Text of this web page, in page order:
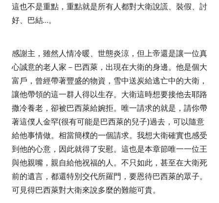
這也不是重點，重點就是所有人都對大衛說謊、裝假、討
好、巴結…。
感謝主，雖然人情冷暖、世態炎涼，但上帝還是讓一位真
心誠意的老人家－巴西萊，出現在大衛的身邊。他是個大
富戶，曾經帶著豐盛的物資，雪中送炭給逃亡中的大衛，
讓他帶領的這一群人得以生存。大衛這時想要接他去耶路
撒冷養老，卻被巴西萊給婉拒。唯一請求的就是，請你帶
著這僕人金罕(很有可能是巴西萊的兒子)過去，可以隨意
給他事情做。相當簡樸的一個請求。我想大衛確實也感受
到他的心意，因此就得了安慰。這也是本章節唯一一位王
與他親嘴，親自給他祝福的人。不只如此，甚至在大衛死
前的遺言，都還特別交代所羅門，要恩待巴西萊的眾子。
可見得巴西萊對大衛來說多麼的難能可貴。